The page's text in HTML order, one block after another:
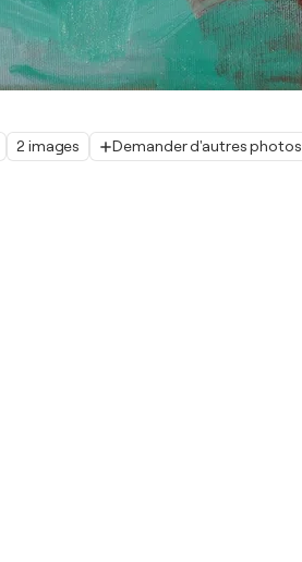
2 images Demander d'autres photos